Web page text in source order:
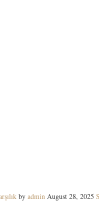
by admin August 28, 2025